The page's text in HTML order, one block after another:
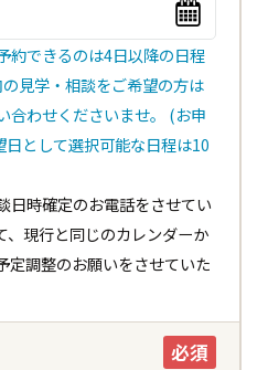
閉じる
約できるのは4日以降の日程
見学・相談をご希望の方は
合わせくださいませ。 (お申
として選択可能な日程は10
日時確定のお電話をさせてい
、現行と同じのカレンダーか
定調整のお願いをさせていた
必須